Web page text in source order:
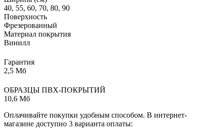
40, 55, 60, 70, 80, 90
Поверхность
Фрезерованный
Материал покрытия
Винилл
Гарантия
2,5 Мб
ОБРАЗЦЫ ПВХ-ПОКРЫТИЙ
10,6 Мб
Оплачивайте покупки удобным способом. В интернет-
магазине доступно 3 варианта оплаты: